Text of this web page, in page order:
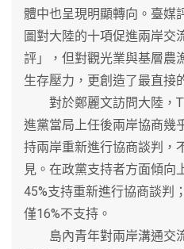
體中也呈現明顯轉向。臺媒
圖對大陸的十項促進兩岸交
評」，但對觀光業與基層農
生存壓力，更創造了最直接
對於鄭麗文訪問大陸，
進黨當局上任後兩岸協商幾
持兩岸重新進行協商談判，
見。在政黨支持者方面傾向
45%支持重新進行協商談判
僅16%不支持。
島內青年對兩岸溝通交